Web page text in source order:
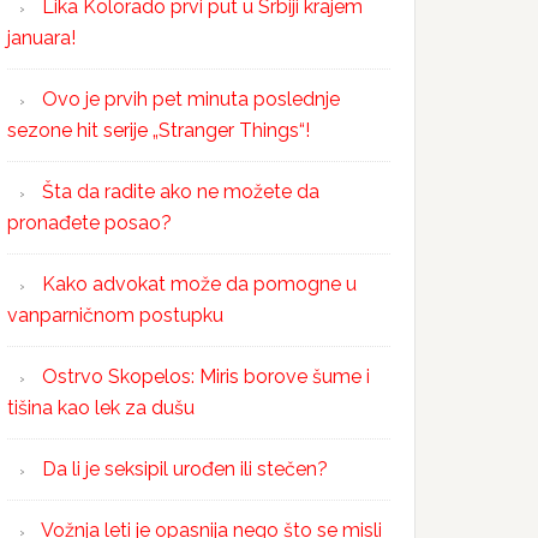
Lika Kolorado prvi put u Srbiji krajem
januara!
Ovo je prvih pet minuta poslednje
sezone hit serije „Stranger Things“!
Šta da radite ako ne možete da
pronađete posao?
Kako advokat može da pomogne u
vanparničnom postupku
Ostrvo Skopelos: Miris borove šume i
tišina kao lek za dušu
Da li je seksipil urođen ili stečen?
Vožnja leti je opasnija nego što se misli